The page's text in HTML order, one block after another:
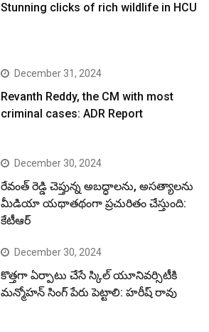
Stunning clicks of rich wildlife in HCU
December 31, 2024
Revanth Reddy, the CM with most
criminal cases: ADR Report
December 30, 2024
రేవంత్ రెడ్డి చెప్తున్న అబద్ధాలను, అసత్యాలను
మీడియా యథాతథంగా ప్రచురితం చేస్తుంది:
కేటీఆర్
December 30, 2024
కొత్తగా ఏర్పాటు చేసే స్కిల్ యూనివర్సిటీకి
మన్మోహన్ సింగ్ పేరు పెట్టాలి: హరీష్ రావు